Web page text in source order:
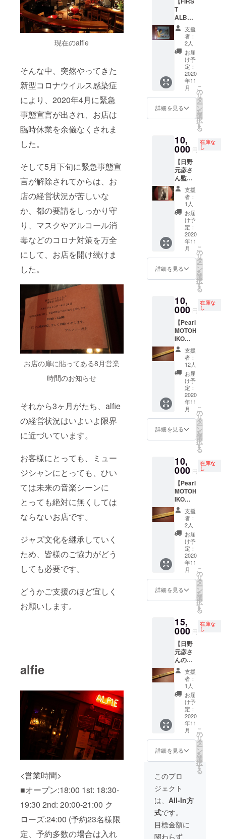
現在のalfie
そんな中、突然やってきた
新型コロナウイルス感染症
により、2020年4月に緊急
事態宣言が出され、お店は
臨時休業を余儀なくされま
した。
そして5月下旬に緊急事態宣
言が解除されてからは、お
店の経営状況が苦しいな
か、都の要請をしっかり守
り、マスクやアルコール消
毒などのコロナ対策を万全
にして、お店を開け続けま
した。
お店の扉に貼ってある8月営業
時間のお知らせ
それから3ヶ月がたち、alfie
の経営状況はいよいよ限界
に近づいています。
お客様にとっても、ミュー
ジシャンにとっても、ひい
ては未来の音楽シーンに
とっても絶対に無くしては
ならないお店です。
ジャズ文化を継承していく
ため、皆様のご協力がどう
しても必要です。
どうかご支援のほど宜しく
お願いします。
alfie
<営業時間>
■オープン:18:00 1st: 18:30-
19:30 2nd: 20:00-21:00 ク
ローズ:24:00 (予約23名様限
定、予約多数の場合は入れ
皓正
（Tp）
（敬称
略）で
す。
ンバー
は、日
野元彦
（Ds)、
Steve
Swallo
w（Ba)
Karen
Mantler
（Org)
、Mike
Stern（
Gt)、
、Dave
Liebma
n（Sax)
、日野
皓正
（Tp）
（敬称
略）で
す。
T
ALBUM
】＋お
礼の
メッ
セージ
録音当
時24歳
（リ
リース
日：
1971年
2月1
日）
だった
彦さん
の
ファー
スト・
アルバ
ム メン
バー
は、日
野元彦
（Ds)、
植松孝
（Ts)、
峰 厚介
（As)、
市川秀
男
（Ba)、
稲葉国
光
（Ba）
（敬称
略）で
す。
支援
者：
2人
お届
け予
定：
2020
年11
月
詳細を見る
こ
の
リ
タ
ー
ン
を
選
択
す
る
10,
000 円
在庫な
し
【日野
元彦さ
ん監修
のドラ
ム教則
本】＋
お礼の
メッ
セージ
日野元
彦さん
が監修
した192
ページ
のドラ
ム教則
す。 当
時の定
価で
3800円
で現在
は売ら
れてい
ませ
ん。 ド
ラマー
の方、
ドラ
マーを
志して
いる方
におす
すめで
支援
者：
1人
お届
け予
定：
2020
年11
月
詳細を見る
こ
の
リ
タ
ー
ン
を
選
択
す
る
10,
000 円
在庫な
し
【Pearl
MOTOH
IKO
HINO
MODEL
JAPAN
】＋お
礼の
メッ
セージ
限定モ
デル 日
野元彦
さんプ
ロ
デュー
ルス
ティッ
クで
す。 現
在出
回って
いるモ
デルは
非常に
少な
く、大
変貴重
なモデ
ルで
す。
支援
者：
12人
お届
け予
定：
2020
年11
月
詳細を見る
こ
の
リ
タ
ー
ン
を
選
択
す
る
10,
000 円
在庫な
し
【Pearl
MOTOH
IKO
HINO
MODEL
USA
HICKO
RY】＋
お礼の
メッ
セージ
限定モ
デル 日
野元彦
さんプ
ロ
スモデ
ルス
ティッ
クで
す。 現
在出
回って
いるモ
デルは
非常に
少な
く、大
変貴重
なモデ
ルで
す。
支援
者：
2人
お届
け予
定：
2020
年11
月
詳細を見る
こ
の
リ
タ
ー
ン
を
選
択
す
る
15,
000 円
在庫な
し
【日野
元彦さ
んのド
ラムス
ティッ
ク】＋
お礼の
メッ
セージ
”限定１
セット”
日野元
彦さん
モデル
プロ
デュー
スモデ
ルのス
ティッ
クで
す。 現
在出
回って
いるモ
支援
者：
1人
お届
け予
定：
2020
年11
月
詳細を見る
こ
の
リ
タ
ー
ン
を
選
択
す
る
このプロ
ジェクト
は、 All-In方
式です。
目標金額に
関わらず、